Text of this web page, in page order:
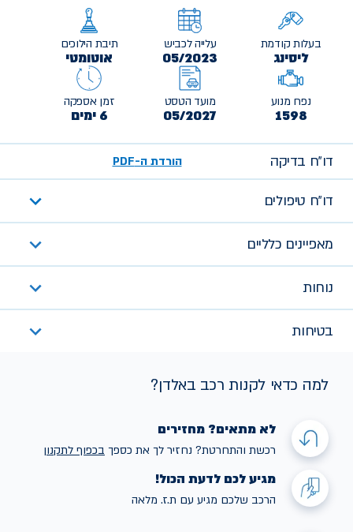
בעלות קודמת
ליסינג
עלייה לכביש
05/2023
תיבת הילוכים
אוטומטי
נפח מנוע
1598
מועד הטסט
05/2027
זמן אספקה
6 ימים
דו״ח בדיקה הורדת ה-PDF
דו״ח טיפולים
מאפיינים כלליים
נוחות
בטיחות
למה כדאי לקנות רכב באלדן?
לא מתאים? מחזירים
רכשת והתחרטת? נחזיר לך את כספך בכפוף לתקנון
מגיע לכם לדעת הכול!
הרכב שלכם מגיע עם ת.ז. מלאה